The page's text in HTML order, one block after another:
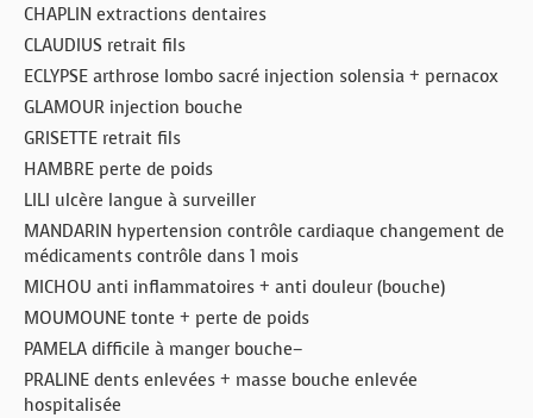
CHAPLIN extractions dentaires
CLAUDIUS retrait fils
ECLYPSE arthrose lombo sacré injection solensia + pernacox
GLAMOUR injection bouche
GRISETTE retrait fils
HAMBRE perte de poids
LILI ulcère langue à surveiller
MANDARIN hypertension contrôle cardiaque changement de
médicaments contrôle dans 1 mois
MICHOU anti inflammatoires + anti douleur (bouche)
MOUMOUNE tonte + perte de poids
PAMELA difficile à manger bouche–
PRALINE dents enlevées + masse bouche enlevée
hospitalisée